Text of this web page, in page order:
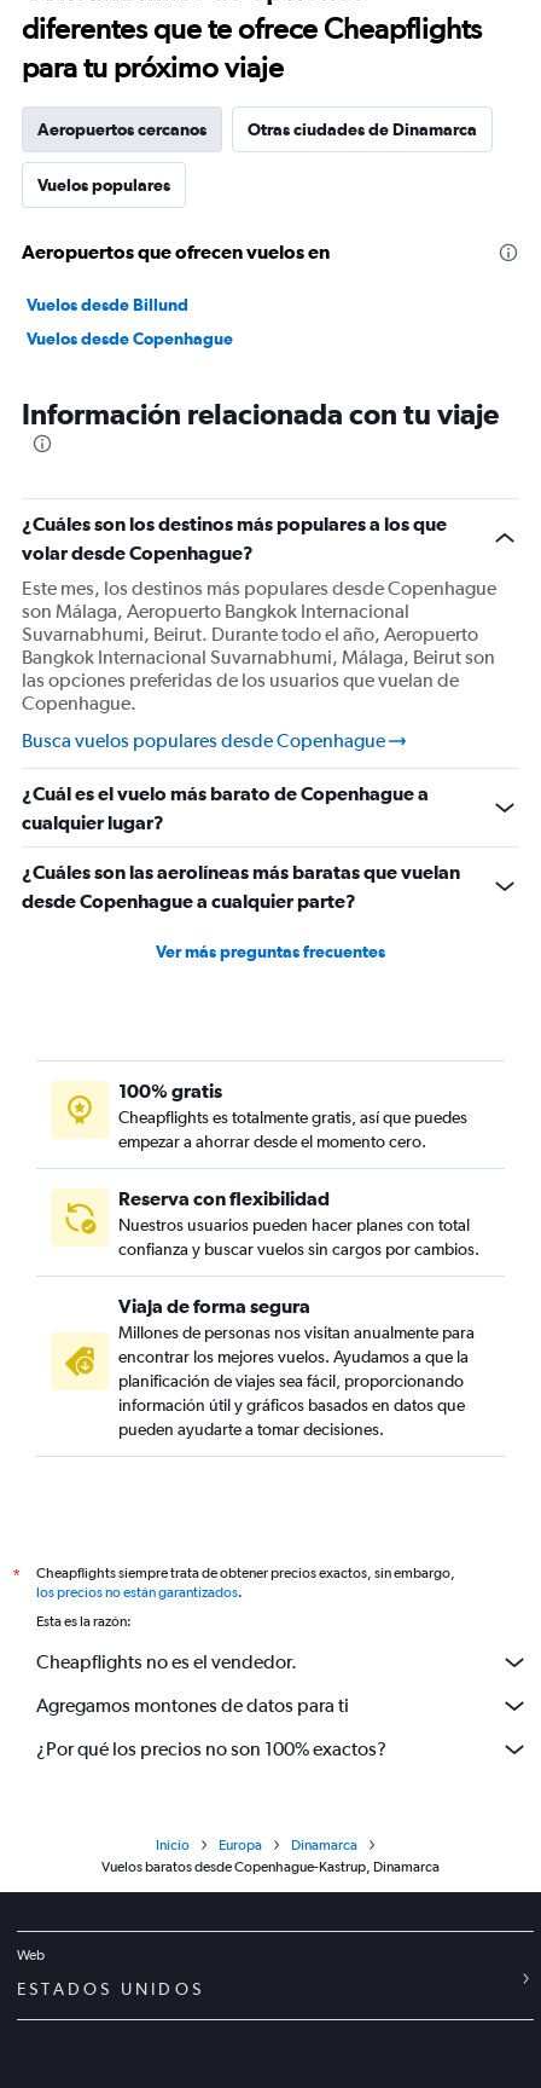
91
categories.
chart
axis
displaying
values.
0
4500.
diferentes que te ofrece Cheapflights
para tu próximo viaje
Aeropuertos cercanos Otras ciudades de Dinamarca
Vuelos populares
Aeropuertos que ofrecen vuelos en
Vuelos desde Billund
Vuelos desde Copenhague
Información relacionada con tu viaje
¿Cuáles son los destinos más populares a los que
volar desde Copenhague?
Este mes, los destinos más populares desde Copenhague
son Málaga, Aeropuerto Bangkok Internacional
Suvarnabhumi, Beirut. Durante todo el año, Aeropuerto
Bangkok Internacional Suvarnabhumi, Málaga, Beirut son
las opciones preferidas de los usuarios que vuelan de
Copenhague.
Busca vuelos populares desde Copenhague
¿Cuál es el vuelo más barato de Copenhague a
cualquier lugar?
¿Cuáles son las aerolíneas más baratas que vuelan
desde Copenhague a cualquier parte?
Ver más preguntas frecuentes
100% gratis
Cheapflights es totalmente gratis, así que puedes
empezar a ahorrar desde el momento cero.
Reserva con flexibilidad
Nuestros usuarios pueden hacer planes con total
confianza y buscar vuelos sin cargos por cambios.
Viaja de forma segura
Millones de personas nos visitan anualmente para
encontrar los mejores vuelos. Ayudamos a que la
planificación de viajes sea fácil, proporcionando
información útil y gráficos basados en datos que
pueden ayudarte a tomar decisiones.
*
Cheapflights siempre trata de obtener precios exactos, sin embargo,
los precios no están garantizados.
Esta es la razón:
Cheapflights no es el vendedor.
Agregamos montones de datos para ti
¿Por qué los precios no son 100% exactos?
Inicio Europa
Dinamarca
Vuelos baratos desde Copenhague-Kastrup, Dinamarca
Web
ESTADOS UNIDOS